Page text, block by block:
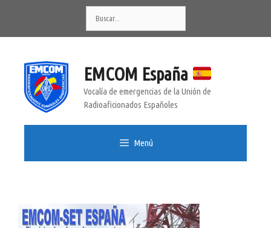
contenido
EMCOM España
Vocalía de emergencias de la Unión de
Radioaficionados Españoles
Menú